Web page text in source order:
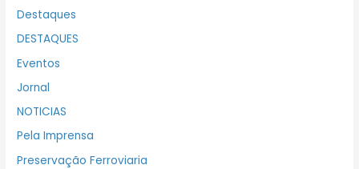
Destaques
DESTAQUES
Eventos
Jornal
NOTICIAS
Pela Imprensa
Preservação Ferroviaria